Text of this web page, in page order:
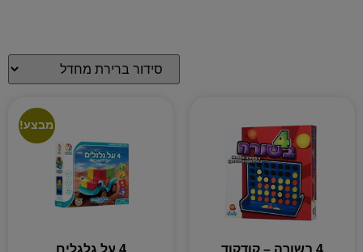
4 בשורה – קודקוד
מבצע!
4 על גלגלים